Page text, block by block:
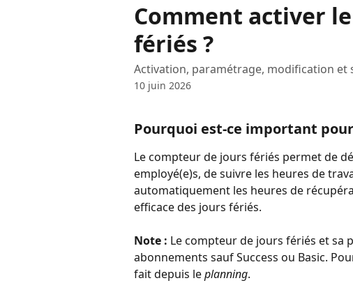
Comment activer
fériés ?
Activation, paramétrage, modification et
10 juin 2026
Pourquoi est-ce important
Le compteur de jours fériés permet de
employé(e)s, de suivre les heures de
automatiquement les heures de
efficace des jours fériés.
Note : Le compteur de jours fériés et sa
abonnements sauf Success ou Basic.
fait depuis le planning.